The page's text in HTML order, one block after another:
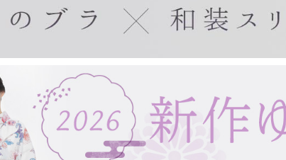
東レシルック(美來)
東レシルック(夏)
東レシルック(訪問着)
デニムきもの
袴
扇子・手拭い・ガーゼ
紙扇子 布扇子 婦人用扇子
紳士用扇子
宇野千代
浮世絵
タペストリー棒
ガーゼ製品